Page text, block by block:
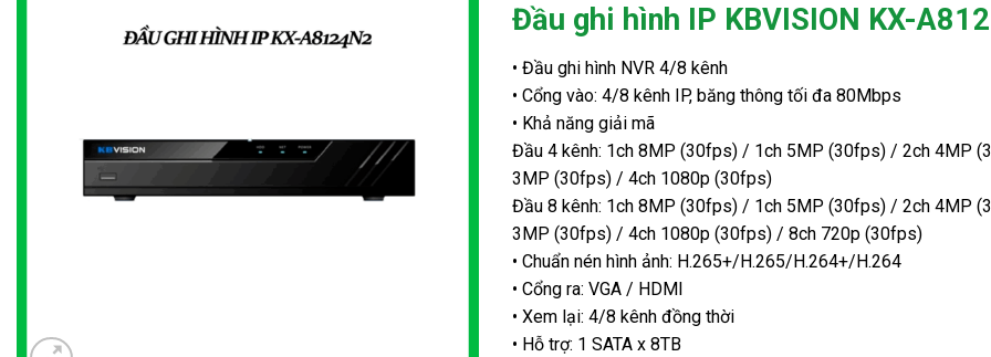
Đầu ghi hình IP KBVISION KX-
• Đầu ghi hình NVR 4/8 kênh
• Cổng vào: 4/8 kênh IP, băng thông tối đa 80Mbps
• Khả năng giải mã
Đầu 4 kênh: 1ch 8MP (30fps) / 1ch 5MP (30fps) / 2ch 4MP
3MP (30fps) / 4ch 1080p (30fps)
Đầu 8 kênh: 1ch 8MP (30fps) / 1ch 5MP (30fps) / 2ch 4MP
3MP (30fps) / 4ch 1080p (30fps) / 8ch 720p (30fps)
• Chuẩn nén hình ảnh: H.265+/H.265/H.264+/H.264
• Cổng ra: VGA / HDMI
• Xem lại: 4/8 kênh đồng thời
• Hỗ trợ: 1 SATA x 8TB